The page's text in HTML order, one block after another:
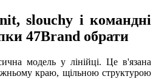
slouchy і командні
47Brand обрати
модель у лінійці. Це в'язана
краю, щільною структурою